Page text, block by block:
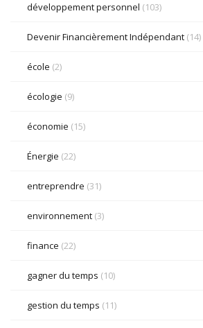
développement personnel (103)
Devenir Financièrement Indépendant (14)
école (2)
écologie (9)
économie (15)
Énergie (22)
entreprendre (31)
environnement (3)
finance (22)
gagner du temps (10)
gestion du temps (11)